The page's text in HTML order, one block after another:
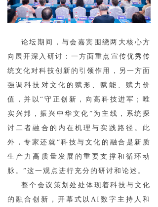
论坛期间，与会嘉宾围绕两大核心方
向展开深入研讨：一方面重点宣传优秀传
统文化对科技创新的引领作用，另一方面
强调科技对文化的赋形、赋能、赋力价
值，并以“守正创新，向高科技进军；唯
实兴邦，振兴中华文化”为主线，系统探
讨二者融合的内在机理与实践路径。此
外，专家还就“科技与文化的融合是新质
生产力高质量发展的重要支撑和循环动
脉。”这一观点进行充分的研讨和论述。
整个会议策划处处体现着科技与文化
的融合创新，开幕式以AI数字主持人和